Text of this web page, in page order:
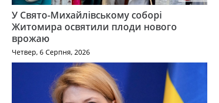
У Свято-Михайлівському соборі
Житомира освятили плоди нового
врожаю
Четвер, 6 Серпня, 2026